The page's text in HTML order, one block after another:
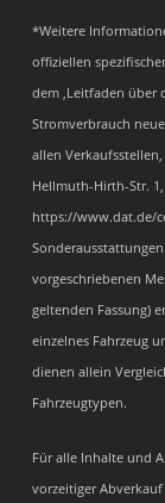
*Weitere
offiziellen
dem ‚Leitfaden über
Stromverbrauch
allen
Hellmuth-Hirth-Str.
https://www.dat.de/
vorgeschriebenen
geltenden Fassung)
einzelnes Fahrzeug
dienen allein
Fahrzeugtypen.
Für alle Inhalte und
vorzeitiger